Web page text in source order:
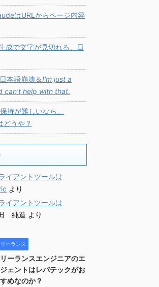
はURLからページ内容
成で文字が見切れる、日
本語崩壊＆I'm just a
can't help with that.
持が難しいなら、
うや？
イアントツールは
より
イアントツールは
純造 より
ーランス
ーランスエンジニアのエ
ェントはレバテックがお
めなのか？